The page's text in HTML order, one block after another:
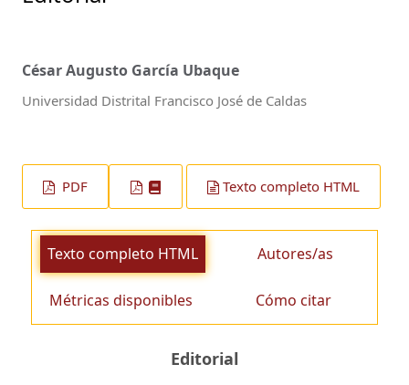
César Augusto García Ubaque
Universidad Distrital Francisco José de Caldas
PDF Texto completo HTML
Texto completo HTML Autores/as
Métricas disponibles Cómo citar
Editorial